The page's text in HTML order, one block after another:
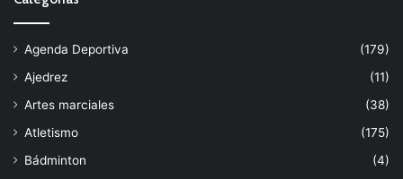
Agenda Deportiva
(179)
Ajedrez
(11)
Artes marciales
(38)
Atletismo
(175)
Bádminton
(4)